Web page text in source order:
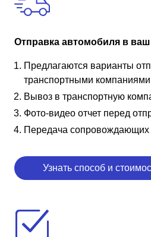
Отправка автомобиля в ваш
Предлагаются варианты
транспортными
Вывоз в транспортную
Фото-видео отчет перед
Передача сопровождающих
Узнать способ и